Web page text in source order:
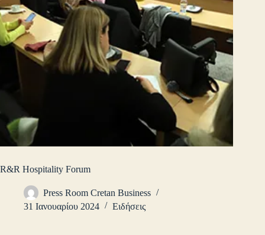
R&R Hospitality Forum
Press Room Cretan Business
31 Ιανουαρίου 2024
Ειδήσεις